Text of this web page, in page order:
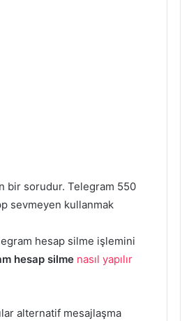
bir sorudur. Telegram 550
sevmeyen kullanmak
hesap silme işlemini
hesap silme nasıl yapılır
alternatif mesajlaşma